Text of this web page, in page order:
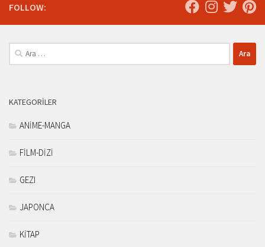
FOLLOW:
Arama:
KATEGORILER
ANİME-MANGA
FİLM-DİZİ
GEZI
JAPONCA
KİTAP